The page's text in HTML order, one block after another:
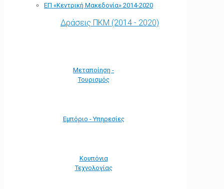
ΕΠ «Kεντρική Μακεδονία» 2014-2020
Δράσεις ΠΚΜ (2014 - 2020)
Μεταποίηση -
Τουρισμός
Εμπόριο - Υπηρεσίες
Κουπόνια
Τεχνολογίας